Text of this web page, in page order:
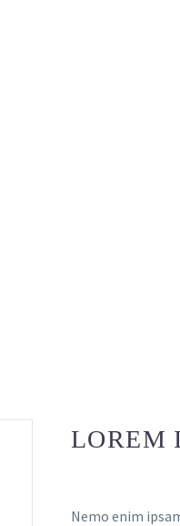
LOREM
Nemo enim